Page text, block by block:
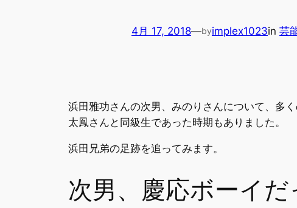
4月 17, 2018—byimplex1023in 芸
浜田雅功さんの次男、みのりさんについて、多
太鳳さんと同級生であった時期もありました。
浜田兄弟の足跡を追ってみます。
次男、慶応ボーイだ